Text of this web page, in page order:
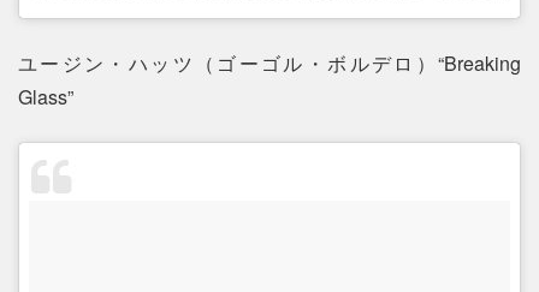
ユージン・ハッツ（ゴーゴル・ボルデロ）“Breaking
Glass”